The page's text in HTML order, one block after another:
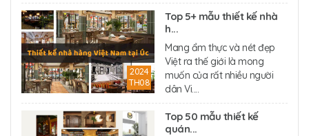
2024
TH08
Top 5+ mẫu thiết kế nhà
h...
Mang ẩm thực và nét đẹp
Việt ra thế giới là mong
muốn của rất nhiều người
dân Vi....
Top 50 mẫu thiết kế
quán...